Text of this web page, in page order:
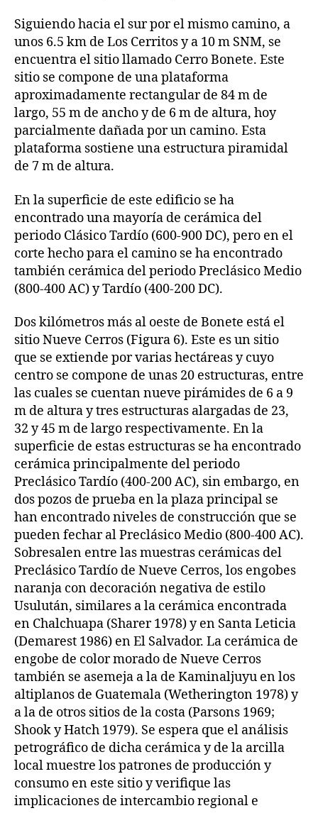
Siguiendo hacia el sur por el mismo camino, a
unos 6.5 km de Los Cerritos y a 10 m SNM, se
encuentra el sitio llamado Cerro Bonete. Este
sitio se compone de una plataforma
aproximadamente rectangular de 84 m de
largo, 55 m de ancho y de 6 m de altura, hoy
parcialmente dañada por un camino. Esta
plataforma sostiene una estructura piramidal
de 7 m de altura.
En la superficie de este edificio se ha
encontrado una mayoría de cerámica del
periodo Clásico Tardío (600-900 DC), pero en el
corte hecho para el camino se ha encontrado
también cerámica del periodo Preclásico Medio
(800-400 AC) y Tardío (400-200 DC).
Dos kilómetros más al oeste de Bonete está el
sitio Nueve Cerros (Figura 6). Este es un sitio
que se extiende por varias hectáreas y cuyo
centro se compone de unas 20 estructuras, entre
las cuales se cuentan nueve pirámides de 6 a 9
m de altura y tres estructuras alargadas de 23,
32 y 45 m de largo respectivamente. En la
superficie de estas estructuras se ha encontrado
cerámica principalmente del periodo
Preclásico Tardío (400-200 AC), sin embargo, en
dos pozos de prueba en la plaza principal se
han encontrado niveles de construcción que se
pueden fechar al Preclásico Medio (800-400 AC).
Sobresalen entre las muestras cerámicas del
Preclásico Tardío de Nueve Cerros, los engobes
naranja con decoración negativa de estilo
Usulután, similares a la cerámica encontrada
en Chalchuapa (Sharer 1978) y en Santa Leticia
(Demarest 1986) en El Salvador. La cerámica de
engobe de color morado de Nueve Cerros
también se asemeja a la de Kaminaljuyu en los
altiplanos de Guatemala (Wetherington 1978) y
a la de otros sitios de la costa (Parsons 1969;
Shook y Hatch 1979). Se espera que el análisis
petrográfico de dicha cerámica y de la arcilla
local muestre los patrones de producción y
consumo en este sitio y verifique las
implicaciones de intercambio regional e